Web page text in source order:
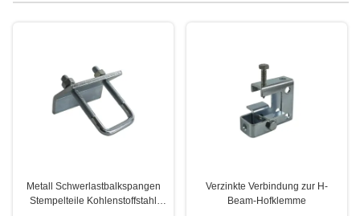
Metall Schwerlastbalkspangen
Stempelteile Kohlenstoffstahl
Verzinkte Verbindung zur H-
Beam-Hofklemme